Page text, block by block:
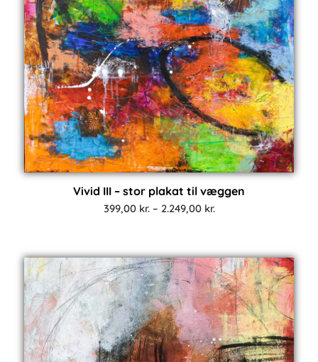
Vivid III – stor plakat til væggen
399,00 kr. – 2.249,00 kr.Prisinterval: